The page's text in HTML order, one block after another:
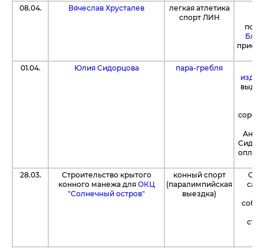
08.04. Вячеслав Хрусталев
легкая атлетика
спорт ЛИН
01.04.
Юлия Сидорцова пара-гребля
28.03.
Строительство крытого
конного манежа дляОКЦ
"Солнечный остров"
конный спорт
(паралимпийская
выездка)
С